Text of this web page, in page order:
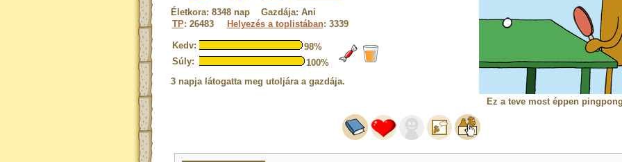
Életkora: 8348 nap Gazdája: Ani
TP: 26483 Helyezés a toplistában: 3339
Kedv:
98%
Súly:
100%
3 napja látogatta meg utoljára a gazdája.
Ez a teve most éppen